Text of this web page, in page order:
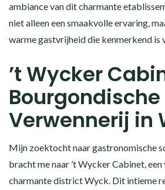
ambiance van dit charmante
niet alleen een smaakvolle ervaring,
warme gastvrijheid die kenmerkend
’t Wycker
Bourgondische
Verwennerij in
Mijn zoektocht naar gastronomische
bracht me naar ’t Wycker Cabinet,
charmante district Wyck. Dit intieme